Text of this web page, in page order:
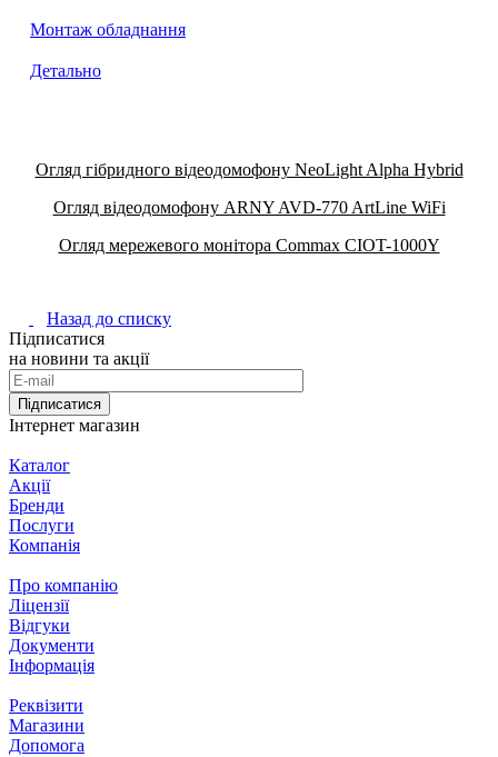
Монтаж обладнання
Детально
Огляд гібридного відеодомофону NeoLight Alpha Hybrid
Огляд відеодомофону ARNY AVD-770 ArtLine WiFi
Огляд мережевого монітора Commax CIOT-1000Y
Назад до списку
Підписатися
на новини та акції
Підписатися
Інтернет магазин
Каталог
Акції
Бренди
Послуги
Компанія
Про компанію
Ліцензії
Відгуки
Документи
Інформація
Реквізити
Магазини
Допомога